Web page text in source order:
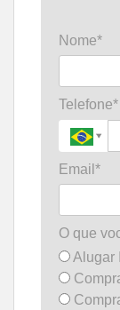
Nome*
Telefone*
Email*
O que
Alugar